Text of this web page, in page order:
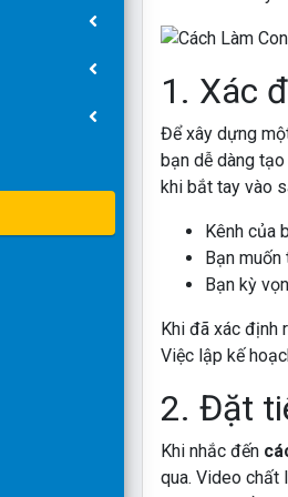
1. Xác
Để xây dựng
bạn dễ dàng
khi bắt tay vào
Kênh của
Bạn
Bạn kỳ
Khi đã xác định
Việc lập kế
2. Đặt
Khi nhắc đến
qua. Video chất